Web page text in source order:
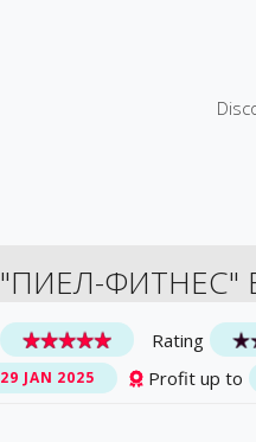
"ПИЕЛ-ФИТНЕС"
Rating
29 JAN 2025 Profit up to